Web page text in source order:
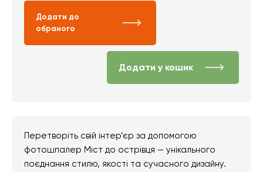
Додати до
обраного
Додати у кошик
Перетворіть свій інтер’єр за допомогою
фотошпалер Міст до острівця — унікального
поєднання стилю, якості та сучасного дизайну.